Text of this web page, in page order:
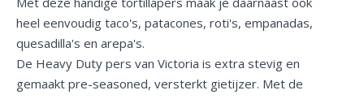
heel eenvoudig taco's, patacones, roti's, empanadas,
quesadilla's en arepa's.
De Heavy Duty pers van Victoria is extra stevig en
gemaakt pre-seasoned, versterkt gietijzer. Met de